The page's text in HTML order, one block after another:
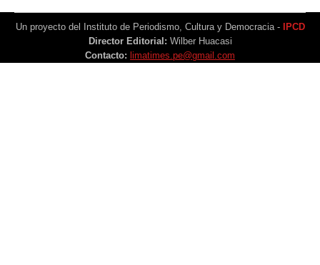
Un proyecto del Instituto de Periodismo, Cultura y Democracia -
IPCD
Director Editorial: Wilber Huacasi
Contacto: limatimes.pe@gmail.com